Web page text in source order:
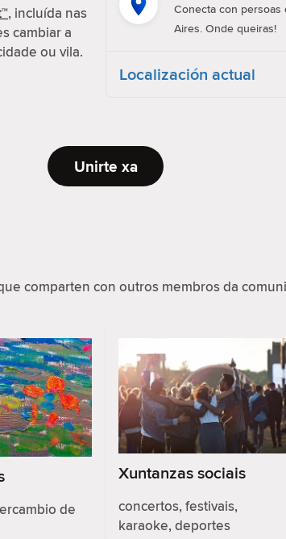
, incluída nas
cambiar a
ou vila.
Conecta con persoas
Aires. Onde queiras!
Localización actual
Unirte xa
comparten con outros membros da
de
Xuntanzas sociais
concertos, festivais,
karaoke, deportes